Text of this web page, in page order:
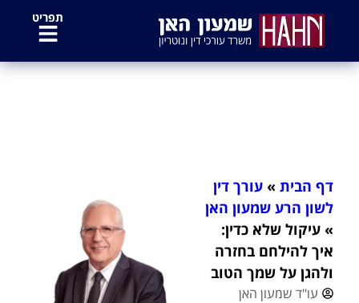
תפריט
דף הבית »עורך דין
לשון הרע שמעון האן
»עיקול שלא כדין:
איך להילחם בחזרה
ולהגן על שמך הטוב
עו"ד שמעון האן